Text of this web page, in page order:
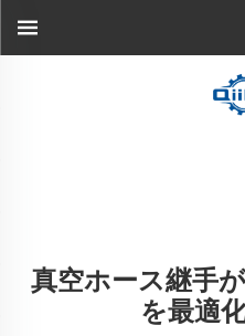
真空ホース継手
を最適